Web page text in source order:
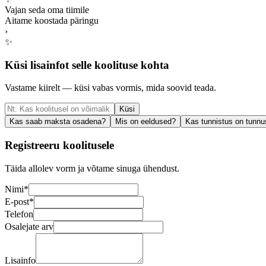
Vajan seda oma tiimile
Aitame koostada päringu
›
✨
Küsi lisainfot selle koolituse kohta
Vastame kiirelt — küsi vabas vormis, mida soovid teada.
Küsi
Kas saab maksta osadena?
Mis on eeldused? Kas tunnistus on
Registreeru koolitusele
Täida allolev vorm ja võtame sinuga ühendust.
Nimi*
E-post*
Telefon
Osalejate arv
Lisainfo